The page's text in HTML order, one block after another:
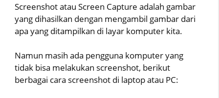
Screenshot atau Screen Capture adalah gambar
yang dihasilkan dengan mengambil gambar dari
apa yang ditampilkan di layar komputer kita.
Namun masih ada pengguna komputer yang
tidak bisa melakukan screenshot, berikut
berbagai cara screenshot di laptop atau PC: